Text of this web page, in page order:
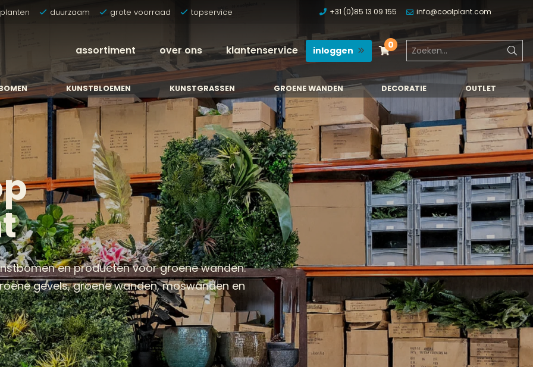
duurzaam grote voorraad topservice +31 (0)85 13 09 155 info@coolplant.com
assortiment over ons klantenservice inloggen 0
KUNSTBLOEMEN KUNSTGRASSEN GROENE WANDEN DECORATIE OUTLET
en producten voor groene wanden.
gevels, groene wanden, moswanden en